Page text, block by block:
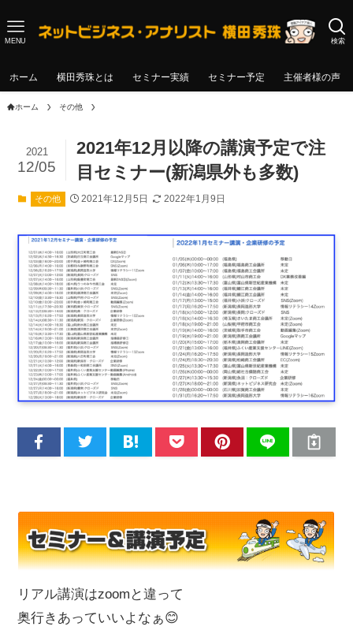
検索
MENU
ホーム 横田秀珠とは セミナー実績 セミナー予定 主催者様の声
ホーム その他
2021年12月以降の講演予定で注
目セミナー(新潟県外も多数)
2021
12/05
その他 2021年12月5日 2022年1月9日
リアル講演はzoomと違って
奥行きあっていいよなぁ😊